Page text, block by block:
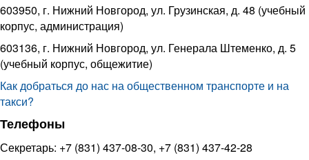
603950, г. Нижний Новгород, ул. Грузинская, д. 48 (учебный
корпус, администрация)
603136, г. Нижний Новгород, ул. Генерала Штеменко, д. 5
(учебный корпус, общежитие)
Как добраться до нас на общественном транспорте и на
такси?
Телефоны
Секретарь: +7 (831) 437-08-30, +7 (831) 437-42-28